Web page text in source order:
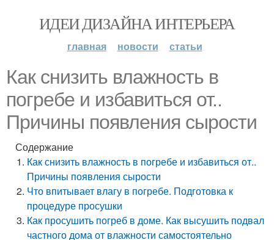
ИДЕИ ДИЗАЙНА ИНТЕРЬЕРА
главная новости статьи
Как снизить влажность в
погребе и избавиться от..
Причины появления сырости
Содержание
Как снизить влажность в погребе и избавиться от..
Причины появления сырости
Что впитывает влагу в погребе. Подготовка к
процедуре просушки
Как просушить погреб в доме. Как высушить подвал
частного дома от влажности самостоятельно